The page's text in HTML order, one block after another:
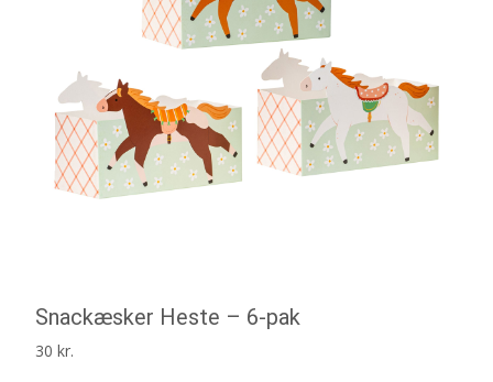
Snackæsker Heste – 6-pak
30 kr.